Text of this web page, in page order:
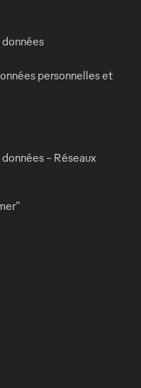
personnelles et
- Réseaux